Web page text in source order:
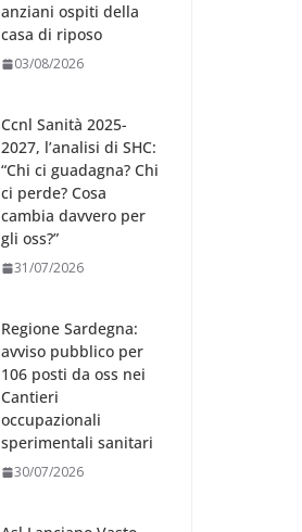
anziani ospiti della
casa di riposo
03/08/2026
Ccnl Sanità 2025-
2027, l’analisi di SHC:
“Chi ci guadagna? Chi
ci perde? Cosa
cambia davvero per
gli oss?”
31/07/2026
Regione Sardegna:
avviso pubblico per
106 posti da oss nei
Cantieri
occupazionali
sperimentali sanitari
30/07/2026